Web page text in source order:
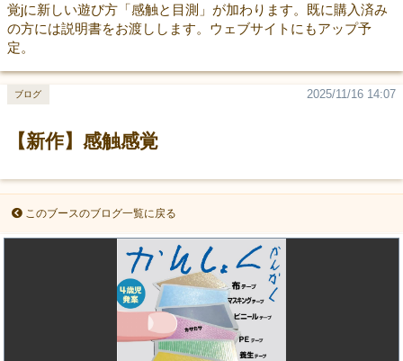
覚jに新しい遊び方「感触と目測」が加わります。既に購入済み
の方には説明書をお渡しします。ウェブサイトにもアップ予
定。
【新作】感触感覚
2025/11/16 14:07
ブログ
このブースのブログ一覧に戻る